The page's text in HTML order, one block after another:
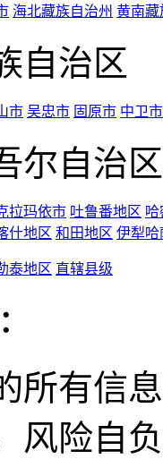
海北藏族自治州 黄南藏
自治区
市 吴忠市 固原市 中卫市
尔自治区
拉玛依市 吐鲁番地区 哈
什地区 和田地区 伊犁哈
泰地区 直辖县级
所有信
风险自